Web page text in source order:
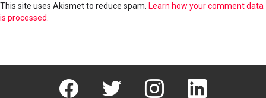
This site uses Akismet to reduce spam. Learn how your comment data
is processed.
Facebook Twitter instagram linkedin